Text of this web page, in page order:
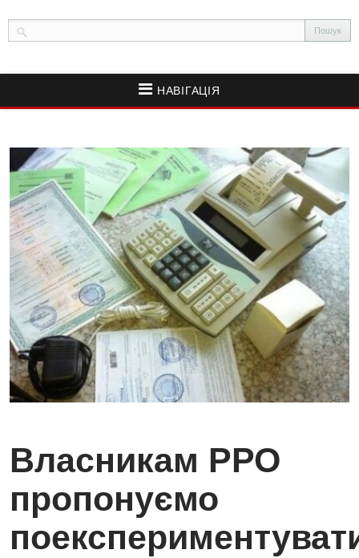
НАВІГАЦІЯ
Власникам РРО
пропонуємо